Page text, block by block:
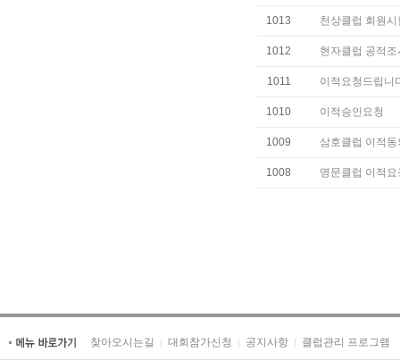
1013 천상클럽 회원
1012 현자클럽 공적조
1011 이적요청드립니
1010 이적승인요청
1009 삼호클럽 이적
1008 명문클럽 이적요
찾아오시는길 대회참가신청 공지사항 클럽관리 프로그램